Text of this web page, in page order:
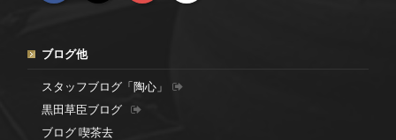
ブログ他
スタッフブログ「陶心」
黒田草臣ブログ
ブログ 喫茶去